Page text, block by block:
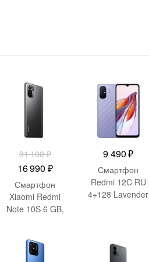
-14 110
31 100₽
Первоначальная
цена
составляла
31
16 990 ₽Текущая
цена:
16
990 ₽.
Смартфон
Xiaomi Redmi
Note 10S 6 GB,
(M2101K7BNY)
9 490₽
Смартфон
Redmi 12C RU
4+128 Lavender
-7 221